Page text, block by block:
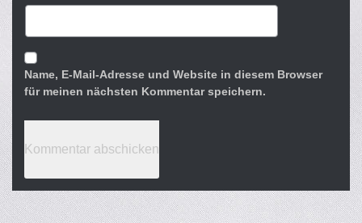
Name, E-Mail-Adresse und Website in diesem Browser
für meinen nächsten Kommentar speichern.